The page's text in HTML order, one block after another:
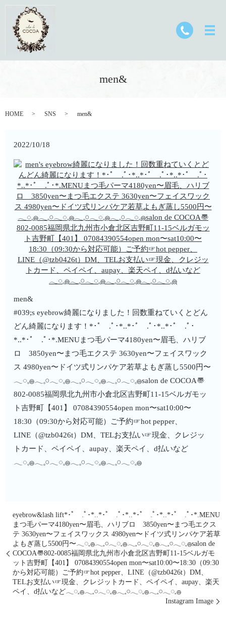
men&
HOME SNS men&
2022/10/18
men&
#039;s eyebrow綺麗になりました！回数重ねていくとどん
どん綺麗になります！*･ﾟ .ﾟ･*..*･ﾟ .ﾟ･*..*･ﾟ .ﾟ･
*..*･ﾟ .ﾟ･*.MENUまつ毛パーマ4180yen〜眉毛、ハリブ
ロ 3850yen〜まつ毛エクステ 3630yen〜フェイスワック
ス 4980yen〜ドイツ式リンパケア若草よもぎ蒸し5500円〜
𓂃◌𓈒𓐍𓂃𓈒𓏸𓂃◌𓈒𓐍𓂃𓈒𓏸𓂃◌𓈒𓐍𓂃𓈒𓏸𓂃◌𓈒𓐍salon de COCOA〠
802-0085福岡県北九州市小倉北区吉野町11-15ベルガモッ
ト吉野町【401】︎ 07084390554open mon〜sat10:00〜
18:30（09:30から対応可能）ご予約☞hot pepper、
LINE（@tzb0426t）DM、TELお支払い☞現金、クレジッ
トカード、ペイペイ、aupay、楽天ペイ、d払いなど
𓂃◌𓈒𓐍𓂃𓈒𓏸𓂃◌𓈒𓐍𓂃𓈒𓏸𓂃◌𓈒𓐍𓂃𓈒𓏸𓂃◌𓈒𓐍
eyebrow&lash lift*･ﾟ .ﾟ･*..*･ﾟ .ﾟ･*..*･ﾟ .ﾟ･*..*･ﾟ .ﾟ･*.MENU
まつ毛パーマ4180yen〜眉毛、ハリブロ 3850yen〜まつ毛エクス
テ 3630yen〜フェイスワックス 4980yen〜ドイツ式リンパケア若草
よもぎ蒸し5500円〜𓂃◌𓈒𓐍𓂃𓈒𓏸𓂃◌𓈒𓐍𓂃𓈒𓏸𓂃◌𓈒𓐍𓂃𓈒𓏸𓂃◌𓈒𓐍salon de
COCOA〠802-0085福岡県北九州市小倉北区吉野町11-15ベルガモ
ット吉野町【401】︎ 07084390554open mon〜sat10:00〜18:30（09:30
から対応可能）ご予約☞hot pepper、LINE（@tzb0426t）DM、
TELお支払い☞現金、クレジットカード、ペイペイ、aupay、楽天
ペイ、d払いなど𓂃◌𓈒𓐍𓂃𓈒𓏸𓂃◌𓈒𓐍𓂃𓈒𓏸𓂃◌𓈒𓐍𓂃𓈒𓏸𓂃◌𓈒𓐍
Instagram Image